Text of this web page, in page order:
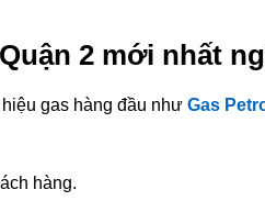
2 mới nhất
gas hàng đầu nhưGas
hàng.